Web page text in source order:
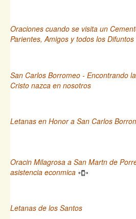
Oraciones cuando se visita un
Parientes, Amigos y todos los Difuntos
San Carlos Borromeo - Encontrando
Cristo nazca en nosotros
Letanas en Honor a San Carlos
Oracin Milagrosa a San Martn de
asistencia econmica
Letanas de los Santos